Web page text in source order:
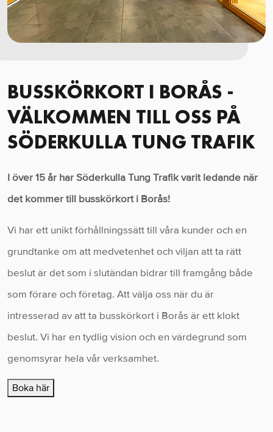
BUSSKÖRKORT I BORÅS -
VÄLKOMMEN TILL OSS PÅ
SÖDERKULLA TUNG TRAFIK
I över 15 år har Söderkulla Tung Trafik varit ledande när
det kommer till busskörkort i Borås!
Vi har ett unikt förhållningssätt till våra kunder och en
grundtanke om att medvetenhet och viljan att ta rätt
beslut är det som i slutändan bidrar till framgång både
som förare och företag. Att välja oss när du är
intresserad av att ta busskörkort i Borås är ett klokt
beslut. Vi har en tydlig vision och en värdegrund som
genomsyrar hela vår verksamhet.
Boka här